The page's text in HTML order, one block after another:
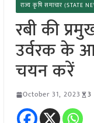
राज्य कृषि समाचार (STATE
रबी की
उर्वरक के
चयन करें
October 31, 2023 3